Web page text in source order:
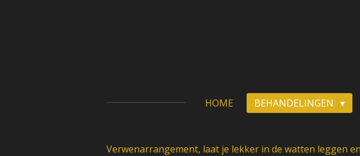
HOME BEHANDELINGEN
Verwenarrangement, laat je lekker in de watten leggen